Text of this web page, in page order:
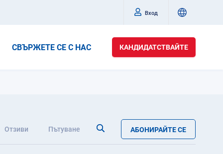
Вход
СВЪРЖЕТЕ СЕ С НАС КАНДИДАТСТВАЙТЕ
Отзиви Пътуване АБОНИРАЙТЕ СЕ